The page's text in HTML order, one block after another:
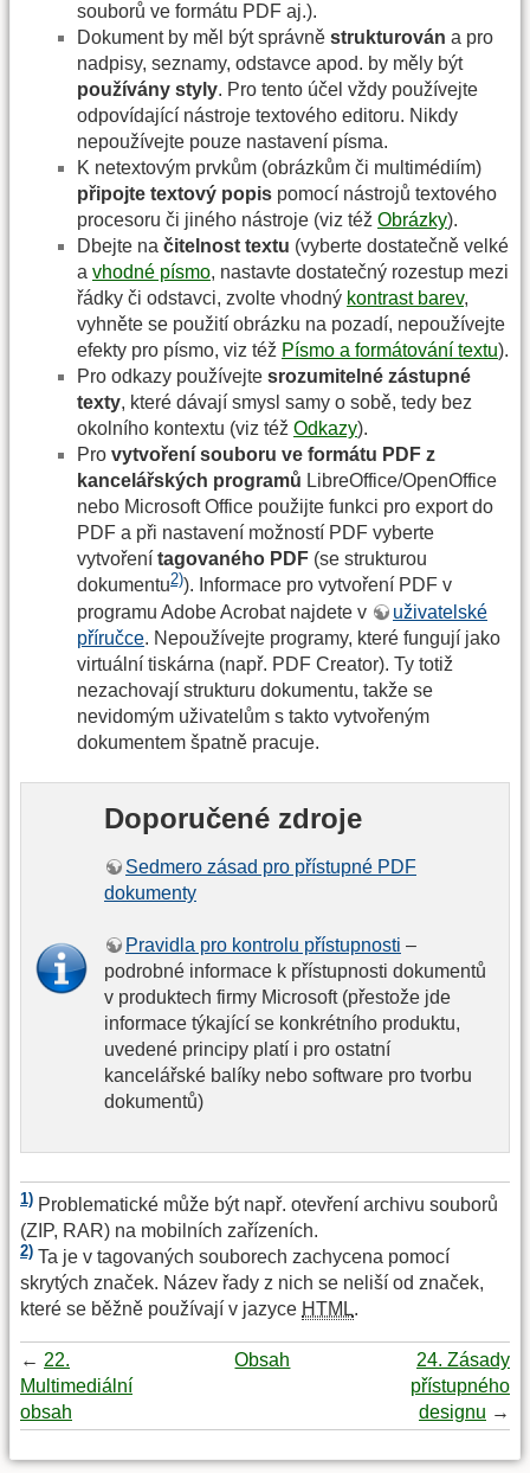
souborů ve formátu PDF aj.).
Dokument by měl být správně strukturován a pro
nadpisy, seznamy, odstavce apod. by měly být
používány styly. Pro tento účel vždy používejte
odpovídající nástroje textového editoru. Nikdy
nepoužívejte pouze nastavení písma.
K netextovým prvkům (obrázkům či multimédiím)
připojte textový popis pomocí nástrojů textového
procesoru či jiného nástroje (viz též Obrázky).
Dbejte na čitelnost textu (vyberte dostatečně velké
a vhodné písmo, nastavte dostatečný rozestup mezi
řádky či odstavci, zvolte vhodný kontrast barev,
vyhněte se použití obrázku na pozadí, nepoužívejte
efekty pro písmo, viz též Písmo a formátování textu).
Pro odkazy používejte srozumitelné zástupné
texty, které dávají smysl samy o sobě, tedy bez
okolního kontextu (viz též Odkazy).
Pro vytvoření souboru ve formátu PDF z
kancelářských programů LibreOffice/OpenOffice
nebo Microsoft Office použijte funkci pro export do
PDF a při nastavení možností PDF vyberte
vytvoření tagovaného PDF (se strukturou
dokumentu2)). Informace pro vytvoření PDF v
programu Adobe Acrobat najdete v
uživatelské
příručce. Nepoužívejte programy, které fungují jako
virtuální tiskárna (např. PDF Creator). Ty totiž
nezachovají strukturu dokumentu, takže se
nevidomým uživatelům s takto vytvořeným
dokumentem špatně pracuje.
Doporučené zdroje
Sedmero zásad pro přístupné PDF
dokumenty
Pravidla pro kontrolu přístupnosti –
podrobné informace k přístupnosti dokumentů
v produktech firmy Microsoft (přestože jde
informace týkající se konkrétního produktu,
uvedené principy platí i pro ostatní
kancelářské balíky nebo software pro tvorbu
dokumentů)
1) Problematické může být např. otevření archivu souborů
(ZIP, RAR) na mobilních zařízeních.
2) Ta je v tagovaných souborech zachycena pomocí
skrytých značek. Název řady z nich se neliší od značek,
které se běžně používají v jazyce HTML.
← 22.
Multimediální
obsah
Obsah
24. Zásady
přístupného
designu →